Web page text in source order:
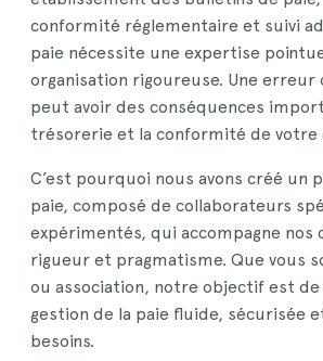
conformité réglementaire et suivi
paie nécessite une expertise
organisation rigoureuse. Une erreur
peut avoir des conséquences
trésorerie et la conformité de votre
C’est pourquoi nous avons créé un
paie, composé de collaborateurs
expérimentés, qui accompagne nos
rigueur et pragmatisme. Que vous
ou association, notre objectif est
gestion de la paie fluide, sécurisée
besoins.